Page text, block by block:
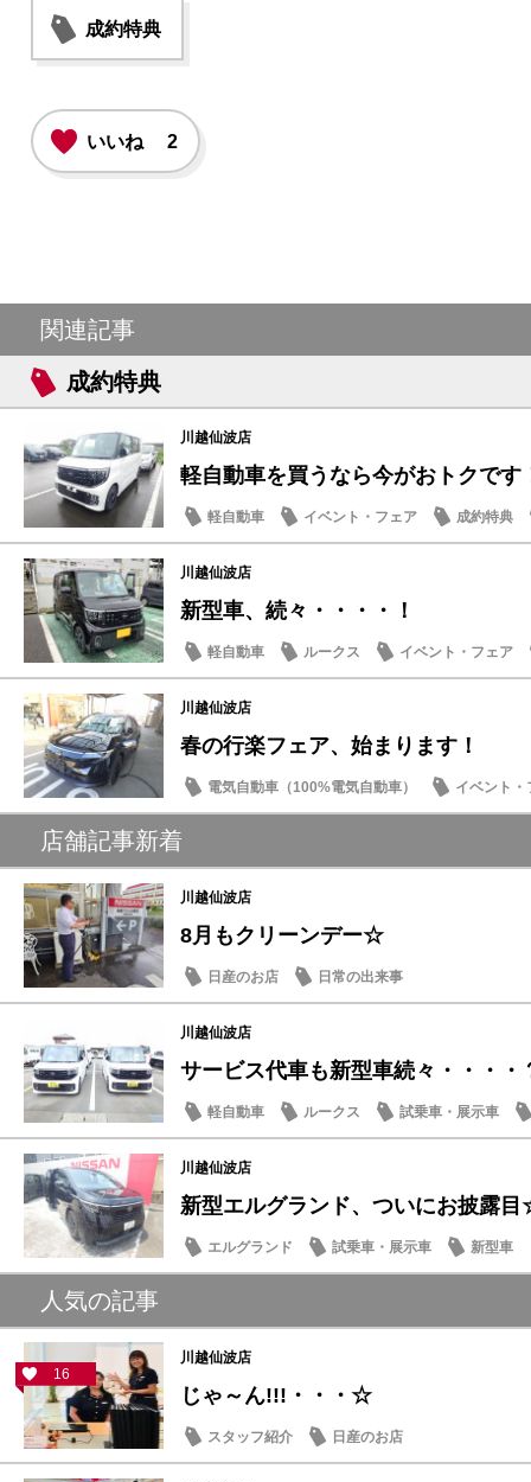
成約特典
いいね 2
関連記事
成約特典
川越仙波店
軽自動車を買うなら今がおトクです
軽自動車 イベント・フェア 成約特典
川越仙波店
新型車、続々・・・・！
軽自動車 ルークス
イベント・フェア
成約特典
川越仙波店
春の行楽フェア、始まります！
電気自動車（100%電気自動車）
イベント・
お買得車情報
店舗記事新着
川越仙波店
8月もクリーンデー☆
日産のお店 日常の出来事
川越仙波店
サービス代車も新型車続々・・・・
軽自動車 ルークス 試乗車・展示車
川越仙波店
新型エルグランド、ついにお披露
エルグランド 試乗車・展示車 新型車
人気の記事
16
川越仙波店
じゃ～ん!!!・・・☆
スタッフ紹介 日産のお店